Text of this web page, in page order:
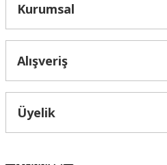
Kurumsal
Alışveriş
Üyelik